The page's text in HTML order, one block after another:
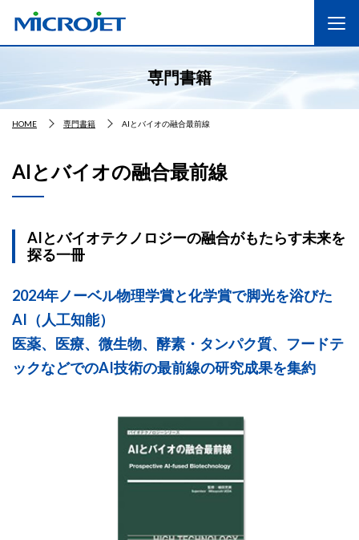
専門書籍
HOME 専門書籍 AIとバイオの融合最前線
AIとバイオの融合最前線
AIとバイオテクノロジーの融合がもたらす未来を
探る一冊
2024年ノーベル物理学賞と化学賞で脚光を浴びた
AI（人工知能）
医薬、医療、微生物、酵素・タンパク質、フードテ
ックなどでのAI技術の最前線の研究成果を集約